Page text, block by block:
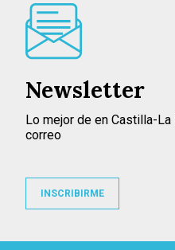
Newsletter
Lo mejor de en Castilla-
correo
INSCRIBIRME